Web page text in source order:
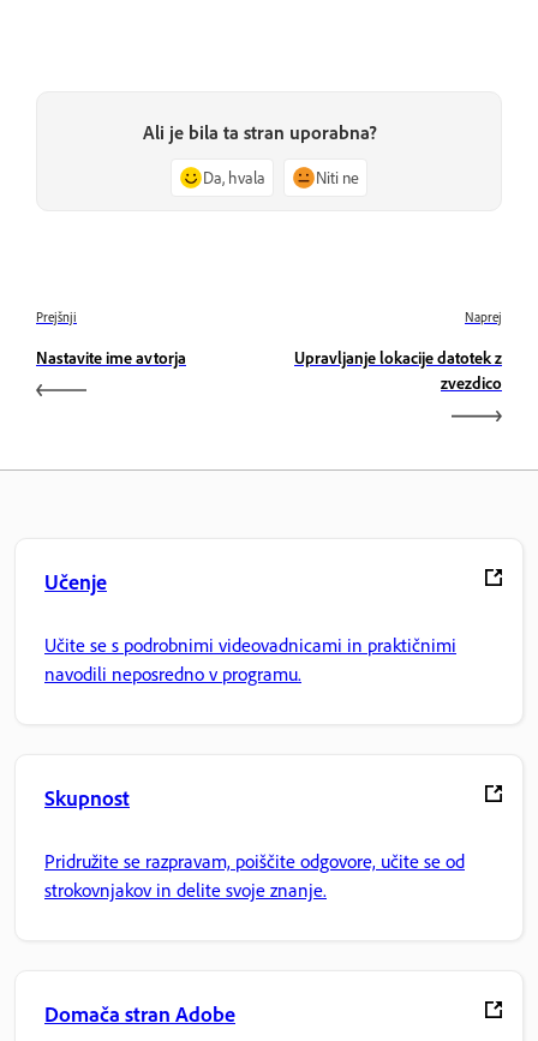
Ali je bila ta stran uporabna?
Da, hvala Niti ne
Prejšnji
Nastavite ime avtorja
Naprej
Upravljanje lokacije datotek z
zvezdico
Učenje
Učite se s podrobnimi videovadnicami in praktičnimi
navodili neposredno v programu.
Skupnost
Pridružite se razpravam, poiščite odgovore, učite se od
strokovnjakov in delite svoje znanje.
Domača stran Adobe